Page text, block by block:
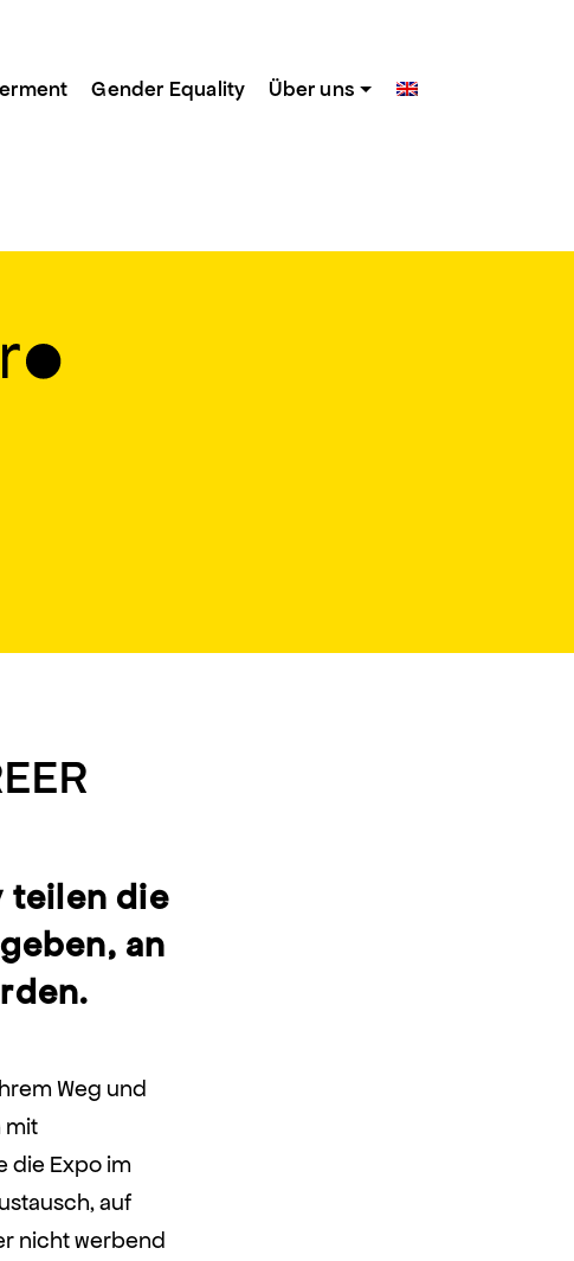
Gender Equality Über uns
teilen die
an
Weg und
mit
die Expo im
auf
nicht werbend